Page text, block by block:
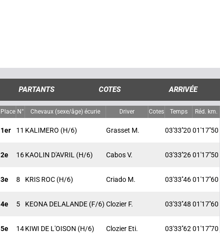
PARTANTS COTES ARRIVÉE
Place N° Chevaux (sexe/âge) écurie Driver Cotes Temps Réd. km.
1er 11 KALIMERO (H/6) Grasset M. 03'33''20 01'17''50
2e 16KAOLIN D'AVRIL (H/6) Cabos V. 03'33''2601'17''50
3e 8 KRIS ROC (H/6) Criado M. 03'33''4601'17''60
4e 5 KEONA DELALANDE (F/6) Clozier F. 03'33''48 01'17''60
5e 14KIWI DE L'OISON (H/6) Clozier Eti. 03'33''62 01'17''70